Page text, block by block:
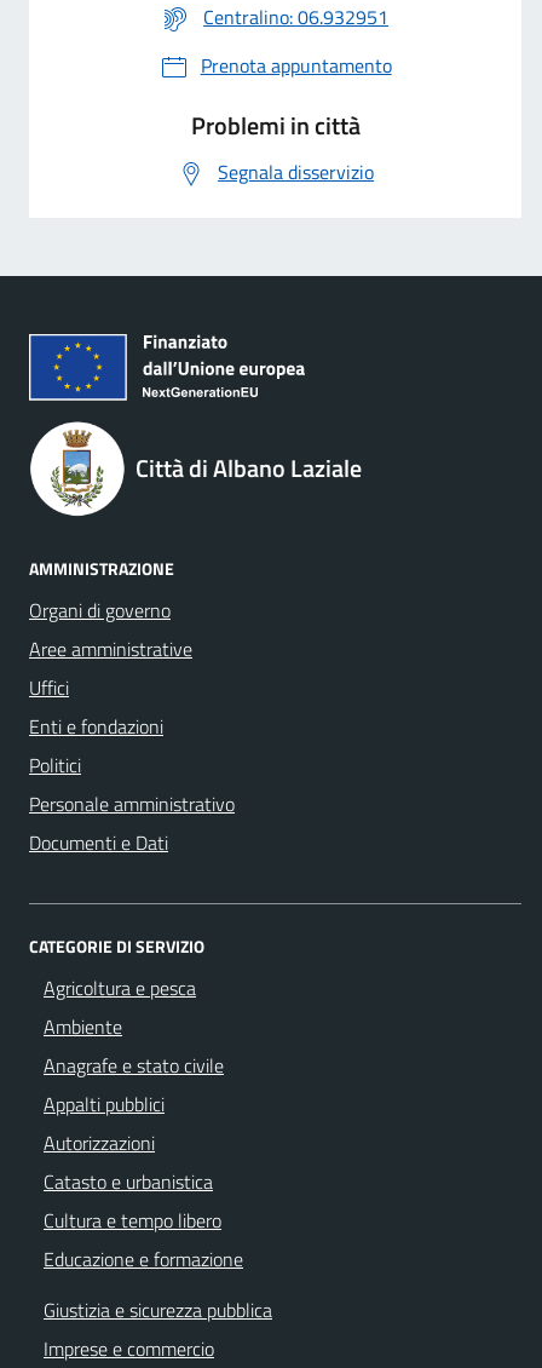
Centralino: 06.932951
Prenota appuntamento
Problemi in città
Segnala disservizio
Città di Albano Laziale
AMMINISTRAZIONE
Organi di governo
Aree amministrative
Uffici
Enti e fondazioni
Politici
Personale amministrativo
Documenti e Dati
CATEGORIE DI SERVIZIO
Agricoltura e pesca
Ambiente
Anagrafe e stato civile
Appalti pubblici
Autorizzazioni
Catasto e urbanistica
Cultura e tempo libero
Educazione e formazione
Giustizia e sicurezza pubblica
Imprese e commercio